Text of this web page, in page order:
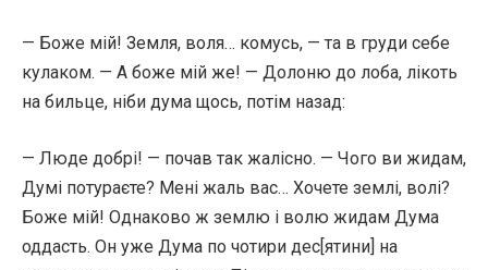
— Боже мій! Земля, воля… комусь, — та в груди себе
кулаком. — А боже мій же! — Долоню до лоба, лікоть
на бильце, ніби дума щось, потім назад:
— Люде добрі! — почав так жалісно. — Чого ви жидам,
Думі потураєте? Мені жаль вас… Хочете землі, волі?
Боже мій! Однаково ж землю і волю жидам Дума
оддасть. Он уже Дума по чотири дес[ятини] на